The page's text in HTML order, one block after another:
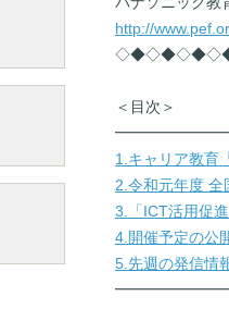
http://
＜目次＞
1.キャリア教育
2.令和元年度 全
3.「ICT活用促
4.開催予定の公
5.先週の発信情